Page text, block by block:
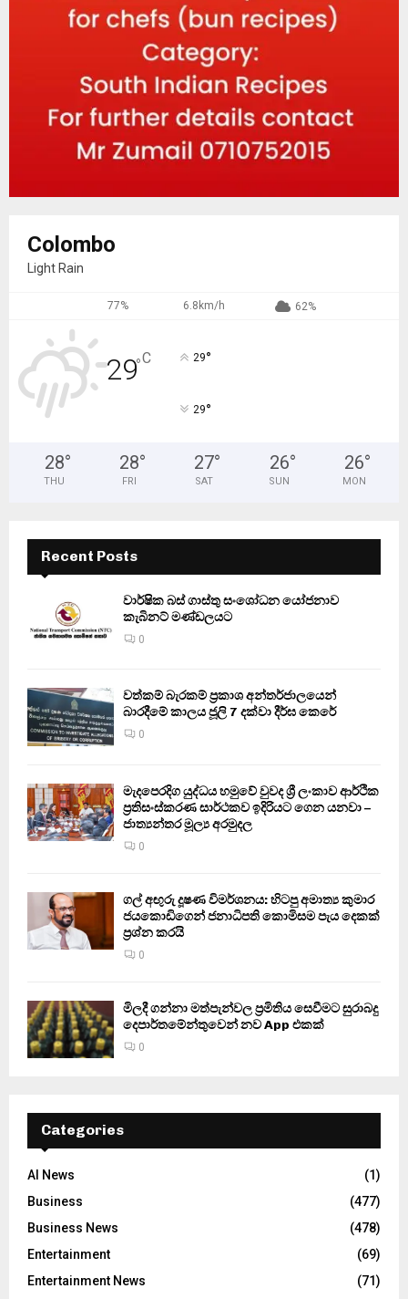
Colombo
Light Rain
77% 6.8km/h 62%
29°C 29°
29°
28°
THU
28°
FRI
27°
SAT
26°
SUN
26°
MON
Recent Posts
වාර්ෂික බස් ගාස්තු සංශෝධන යෝජනාව
කැබිනට් මණ්ඩලයට
0
වත්කම් බැරකම් ප්‍රකාශ අන්තර්ජාලයෙන්
බාරදීමේ කාලය ජූලි 7 දක්වා දීර්ඝ කෙරේ
0
මැදපෙරදිග යුද්ධය හමුවේ වුවද ශ්‍රී ලංකාව ආර්ථික
ප්‍රතිසංස්කරණ සාර්ථකව ඉදිරියට ගෙන යනවා –
ජාත්‍යන්තර මූල්‍ය අරමුදල
0
ගල් අඟුරු දූෂණ විමර්ශනය: හිටපු අමාත්‍ය කුමාර
ජයකොඩිගෙන් ජනාධිපති කොමිසම පැය දෙකක්
ප්‍රශ්න කරයි
0
මිලදී ගන්නා මත්පැන්වල ප්‍රමිතිය සෙවීමට සුරාබදු
දෙපාර්තමේන්තුවෙන් නව App එකක්
0
Categories
AI News
(1)
Business
(477)
Business News
(478)
Entertainment
(69)
Entertainment News
(71)